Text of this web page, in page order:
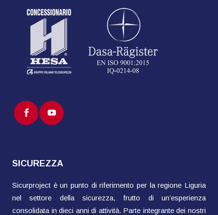
SICUREZZA
Sicurproject è un punto di riferimento per la regione Liguria
nel settore della sicurezza, frutto di un’esperienza
consolidata in dieci anni di attività. Parte integrante dei nostri